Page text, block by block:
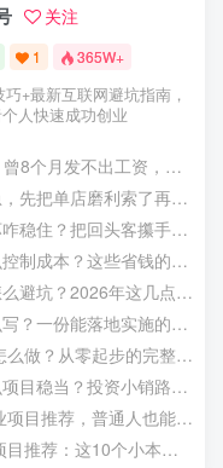
关注
1 365W+
+最新互联网避坑指南，
人快速成功创业
出工资，借助直播电商重新翻盘
磨利索了再动，过来人的血泪教训
把回头客攥手里比拉新更管用
些省钱的实操经验别等亏了才懂！
年这几点经验让你少走弯路！
份能落地实施的计划指南
？从零起步的完整规划步骤
？投资小销路好的3种加工门路
，普通人也能月入过万的方向
这10个小本生意投资小利润高